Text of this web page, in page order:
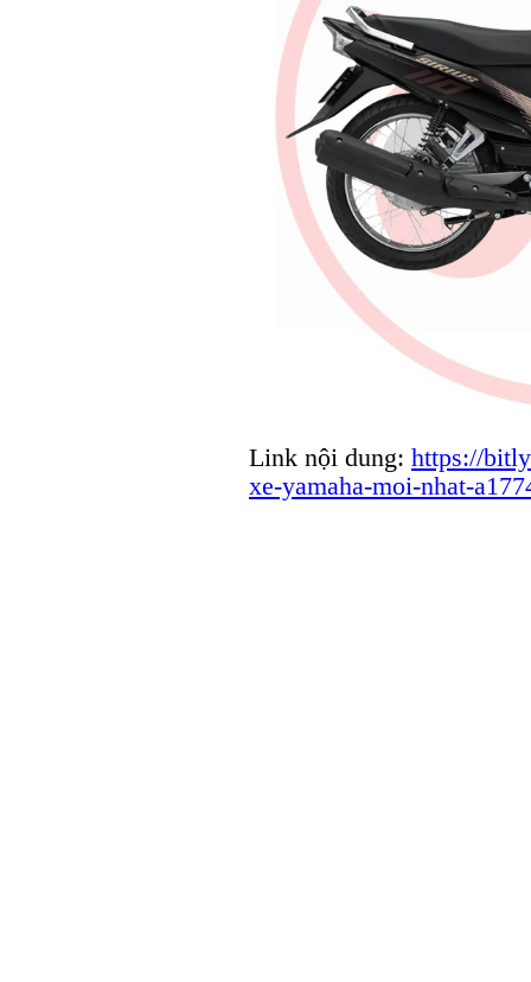
Link nội dung: https://
xe-yamaha-moi-nhat-